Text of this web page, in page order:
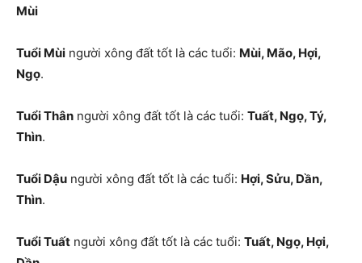
Mùi
Tuổi Mùi người xông đất tốt là các tuổi: Mùi, Mão, Hợi,
Ngọ.
Tuổi Thân người xông đất tốt là các tuổi: Tuất, Ngọ, Tý,
Thìn.
Tuổi Dậu người xông đất tốt là các tuổi: Hợi, Sửu, Dần,
Thìn.
Tuổi Tuất người xông đất tốt là các tuổi: Tuất, Ngọ, Hợi,